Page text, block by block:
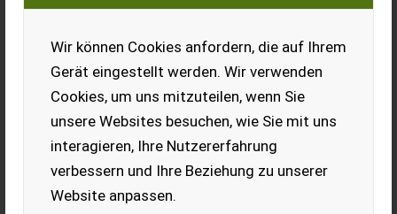
Wir können Cookies anfordern, die auf Ihrem
Gerät eingestellt werden. Wir verwenden
Cookies, um uns mitzuteilen, wenn Sie
unsere Websites besuchen, wie Sie mit uns
interagieren, Ihre Nutzererfahrung
verbessern und Ihre Beziehung zu unserer
Website anpassen.
Robotik in der Landtechnik, automatisierter
Datentransfer, Konnektivität uvm… In diesem LIVE-
Training werden die spannenden Erkenntnisse der
Trendstudie vom NewIdeasThinkTank präsentiert!
» Wo steht die Landwirtschaft wirklich und wo stehen